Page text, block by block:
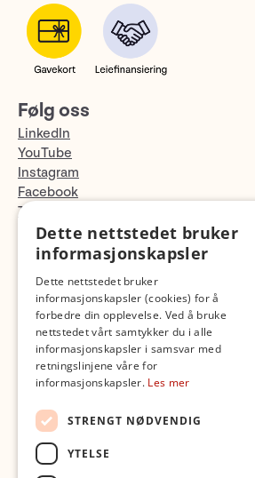
Følg oss
LinkedIn
YouTube
Instagram
Facebook
TikTok
Fotopodden
Dette nettstedet bruker
informasjonskapsler
Dette nettstedet bruker
informasjonskapsler (cookies) for å
forbedre din opplevelse. Ved å bruke
nettstedet vårt samtykker du i alle
informasjonskapsler i samsvar med
retningslinjene våre for
informasjonskapsler. Les mer
STRENGT NØDVENDIG
YTELSE